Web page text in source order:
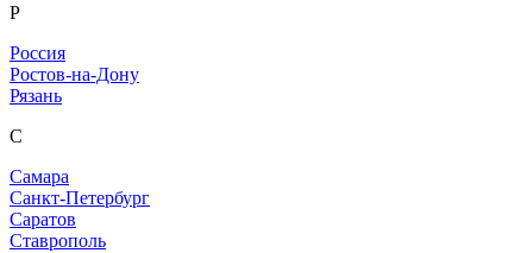
Р
Россия
Ростов-на-Дону
Рязань
С
Самара
Санкт-Петербург
Саратов
Ставрополь